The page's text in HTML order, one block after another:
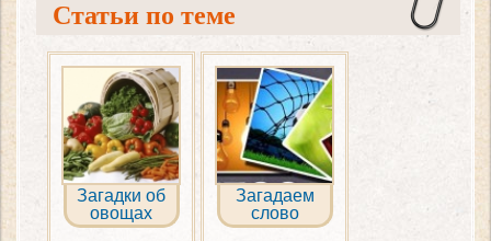
Статьи по теме
Загадки об
овощах
Загадаем
слово